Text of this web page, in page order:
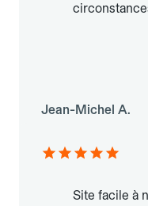
Jean-Michel A.
Site facile à